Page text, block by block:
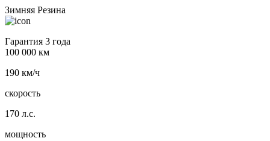
Зимняя Резина
Гарантия 3 года
100 000 км
190 км/ч
скорость
170 л.с.
мощность